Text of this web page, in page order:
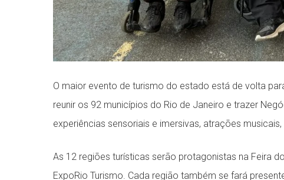
O maior evento de turismo do estado está de volta
reunir os 92 municípios do Rio de Janeiro e trazer
experiências sensoriais e imersivas, atrações
As 12 regiões turísticas serão protagonistas na Feira
ExpoRio Turismo. Cada região também se fará